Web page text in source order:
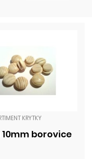
KRYTKY
borovice